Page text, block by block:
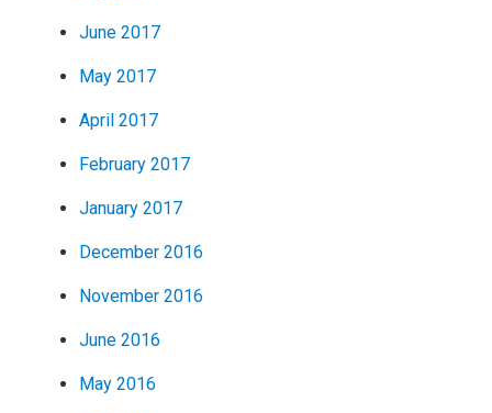
June 2017
May 2017
April 2017
February 2017
January 2017
December 2016
November 2016
June 2016
May 2016